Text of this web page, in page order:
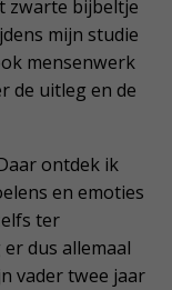
zwarte bijbeltje
mijn studie
mensenwerk
de uitleg en de
ontdek ik
en emoties
ter
dus allemaal
vader twee jaar